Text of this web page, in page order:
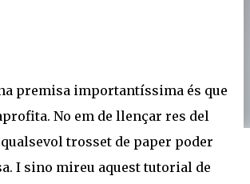
premisa importantíssima és que
No em de llençar res del
trosset de paper poder
I sino mireu aquest tutorial de